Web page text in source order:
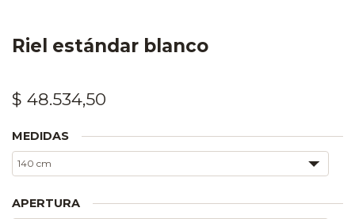
Riel estándar blanco
$ 48.534,50
MEDIDAS
APERTURA